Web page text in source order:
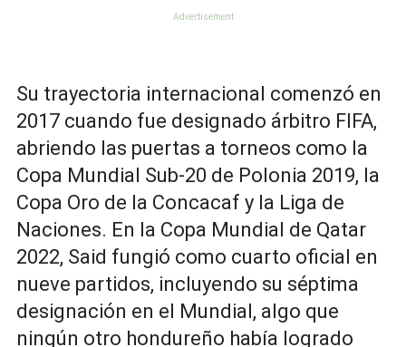
Su trayectoria internacional comenzó en
2017 cuando fue designado árbitro FIFA,
abriendo las puertas a torneos como la
Copa Mundial Sub-20 de Polonia 2019, la
Copa Oro de la Concacaf y la Liga de
Naciones. En la Copa Mundial de Qatar
2022, Said fungió como cuarto oficial en
nueve partidos, incluyendo su séptima
designación en el Mundial, algo que
ningún otro hondureño había logrado